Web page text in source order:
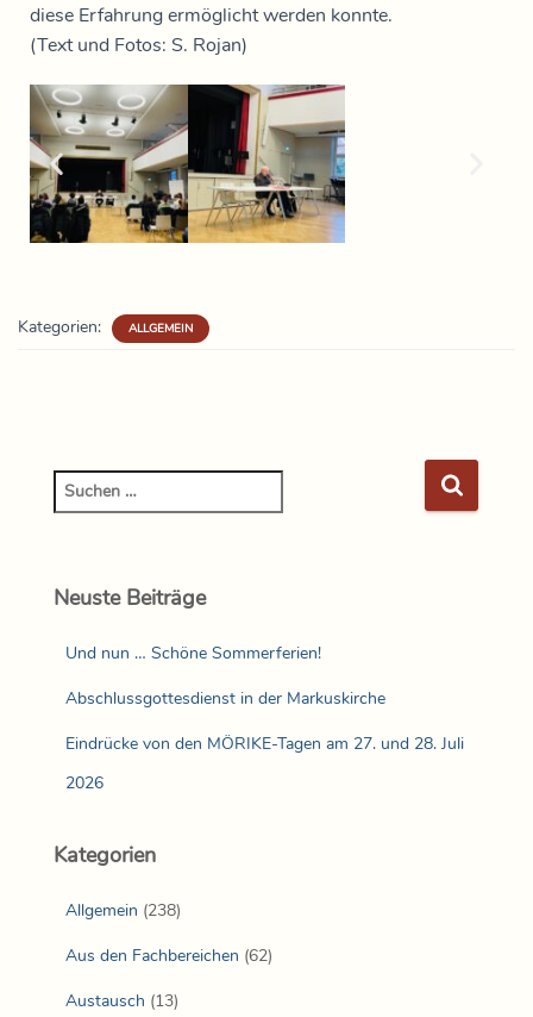
diese Erfahrung ermöglicht werden konnte.
(Text und Fotos: S. Rojan)
Kategorien: ALLGEMEIN
Neuste Beiträge
Und nun … Schöne Sommerferien!
Abschlussgottesdienst in der Markuskirche
Eindrücke von den MÖRIKE-Tagen am 27. und 28. Juli
2026
Kategorien
Allgemein (238)
Aus den Fachbereichen (62)
Austausch (13)